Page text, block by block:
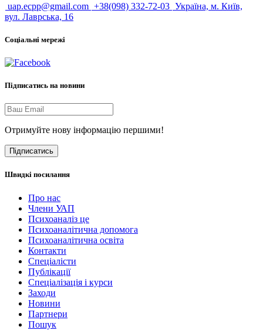
uap.ecpp@gmail.com +38(098) 332-72-03 Україна, м. Київ,
вул. Лаврська, 16
Соціальні мережі
Підписатись на новини
Отримуйте нову інформацію першими!
Підписатись
Швидкі посилання
Про нас
Члени УАП
Психоаналіз це
Психоаналітична допомога
Психоаналітична освіта
Контакти
Спеціалісти
Публікації
Cпеціалізація і курси
Заходи
Новини
Партнери
Пошук